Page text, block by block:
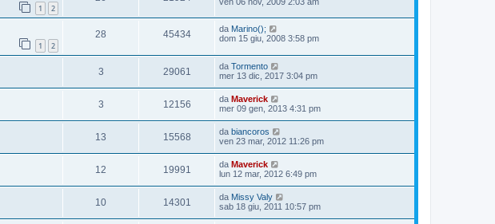
1 2
1 2
28 45434 da Marino();
dom 15 giu, 2008 3:58 pm
3 29061 da Tormento
mer 13 dic, 2017 3:04 pm
3 12156 da Maverick
mer 09 gen, 2013 4:31 pm
13 15568 da biancoros
ven 23 mar, 2012 11:26 pm
12 19991 da Maverick
lun 12 mar, 2012 6:49 pm
10 14301 da Missy Valy
sab 18 giu, 2011 10:57 pm